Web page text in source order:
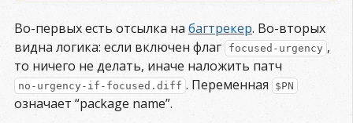
: Add support for KDE (K
Desktop Environment)
- - libass : SRT/SSA/ASS (SubRip /
SubStation Alpha) subtitle support
- - libav : Prefer libav over
ffmpeg whenever both are supported
- - libcaca : Add support for colored
Во-первых есть отсылка на багтрекер. Во-вторых
видна логика: если включен флаг
focused-urgency ,
то ничего не делать, иначе наложить патч
no-urgency-if-focused.diff . Переменная $PN
означает “package name”.